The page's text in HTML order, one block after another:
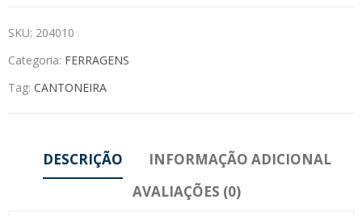
SKU: 204010
Categoria: FERRAGENS
Tag: CANTONEIRA
DESCRIÇÃO
INFORMAÇÃO ADICIONAL
AVALIAÇÕES (0)